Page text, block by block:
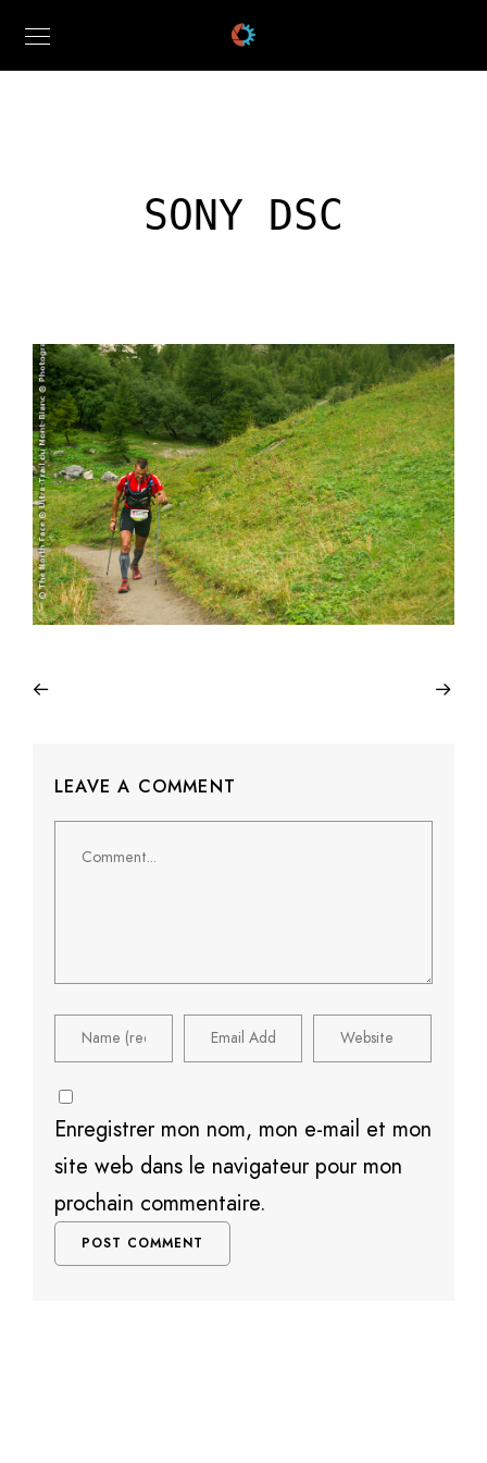
SONY DSC
LEAVE A COMMENT
Enregistrer mon nom, mon e-mail et mon
site web dans le navigateur pour mon
prochain commentaire.